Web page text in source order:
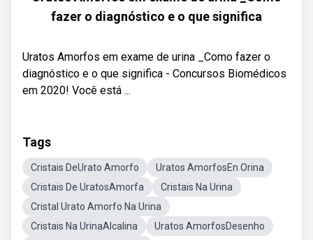
fazer o diagnóstico e o que significa
Uratos Amorfos em exame de urina _Como fazer o
diagnóstico e o que significa - Concursos Biomédicos
em 2020! Você está ...
Tags
Cristais DeUrato Amorfo
Uratos AmorfosEn Orina
Cristais De UratosAmorfa
Cristais Na Urina
Cristal Urato Amorfo Na Urina
Cristais Na UrinaAlcalina
Uratos AmorfosDesenho